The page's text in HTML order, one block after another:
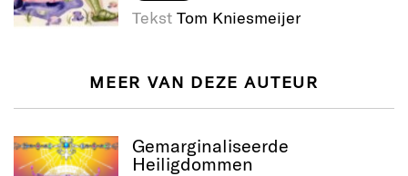
Tekst Tom Kniesmeijer
MEER VAN DEZE AUTEUR
Gemarginaliseerde
Heiligdommen